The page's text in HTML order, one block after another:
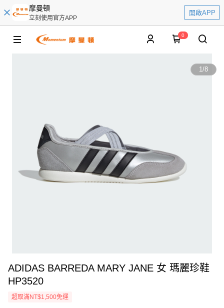
摩曼頓
立刻使用官方APP
開啟APP
0
1/8
ADIDAS BARREDA MARY JANE 女 瑪麗珍鞋
HP3520
超取滿NT$1,500免運